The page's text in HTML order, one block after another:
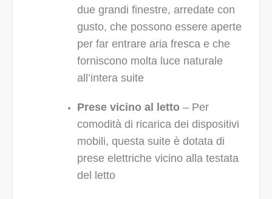
due grandi finestre, arredate con
gusto, che possono essere aperte
per far entrare aria fresca e che
forniscono molta luce naturale
all’intera suite
Prese vicino al letto – Per
comodità di ricarica dei dispositivi
mobili, questa suite è dotata di
prese elettriche vicino alla testata
del letto